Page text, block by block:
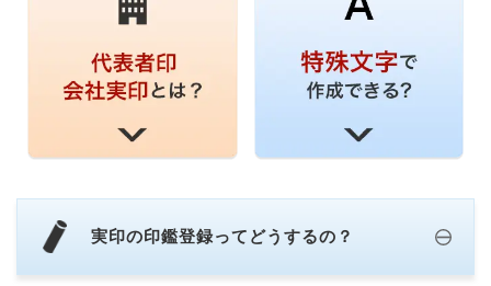
実印の印鑑登録ってどうするの？